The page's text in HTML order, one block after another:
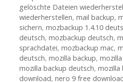
gelöschte Dateien
wiederherstellen, mail backup,
sichern, mozbackup 1.4.10
deutsch, mozbackup deutsch,
sprachdatei, mozbackup mac,
deutsch, mozilla backup,
mozilla backup deutsch, mozilla
download, nero 9 free